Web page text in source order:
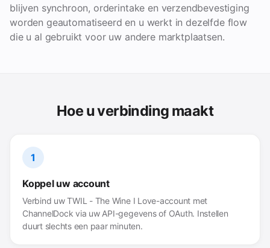
blijven synchroon, orderintake en verzendbevestiging
worden geautomatiseerd en u werkt in dezelfde flow
die u al gebruikt voor uw andere marktplaatsen.
Hoe u verbinding maakt
1
Koppel uw account
Verbind uw TWIL - The Wine I Love-account met
ChannelDock via uw API-gegevens of OAuth. Instellen
duurt slechts een paar minuten.